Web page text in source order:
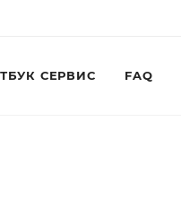
СЕРВИС FAQ